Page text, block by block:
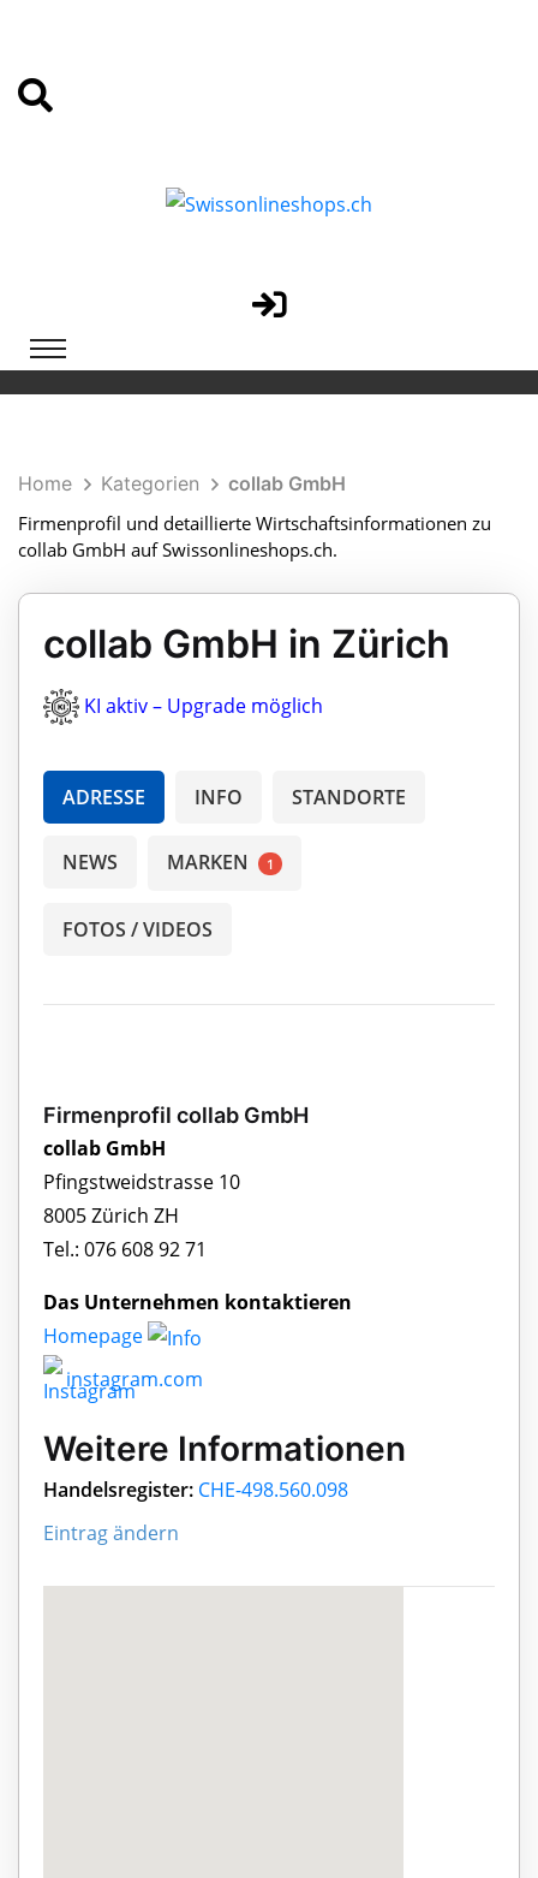
Home Kategorien
collab GmbH
Firmenprofil und detaillierte Wirtschaftsinformationen zu
collab GmbH auf Swissonlineshops.ch.
collab GmbH in Zürich
KI aktiv – Upgrade möglich
ADRESSE INFO STANDORTE
NEWS MARKEN 1
FOTOS / VIDEOS
Firmenprofil collab GmbH
collab GmbH
Pfingstweidstrasse 10
8005 Zürich ZH
Tel.: 076 608 92 71
Das Unternehmen kontaktieren
Homepage
instagram.com
Weitere Informationen
Handelsregister: CHE-498.560.098
Eintrag ändern